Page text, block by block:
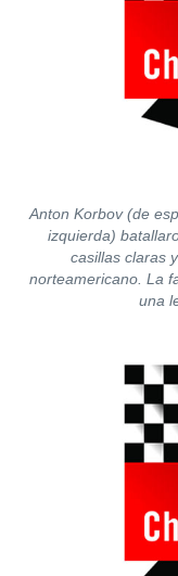
Anton Korbov (de
izquierda)
casillas claras
norteamericano. La
una